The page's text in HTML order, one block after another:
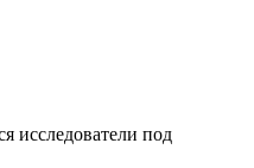
исследователи под